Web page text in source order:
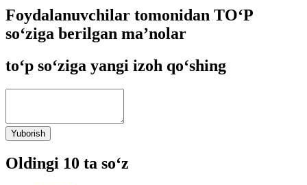
Foydalanuvchilar tomonidan TO‘P
so‘ziga berilgan ma’nolar
to‘p so‘ziga yangi izoh qo‘shing
Yuborish
Oldingi 10 ta so‘z